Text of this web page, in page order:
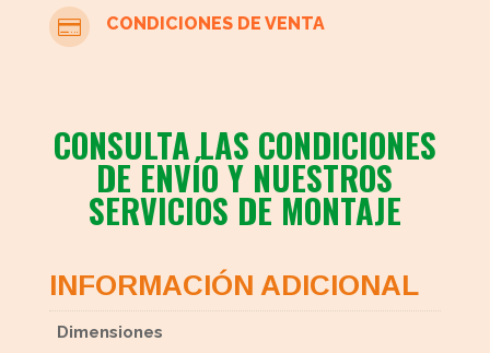
 CONDICIONES DE VENTA
CONSULTA LAS CONDICIONES
DE ENVÍO Y NUESTROS
SERVICIOS DE MONTAJE
INFORMACIÓN ADICIONAL
Dimensiones